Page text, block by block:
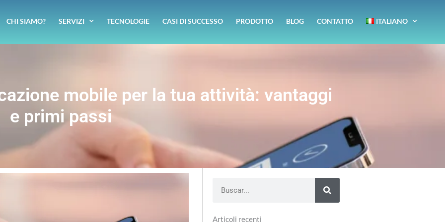
CHI SIAMO? SERVIZI TECNOLOGIE CASI DI SUCCESSO PRODOTTO BLOG CONTATTO ITALIANO
mobile per la tua attività: vantaggi
e primi passi
Articoli recenti